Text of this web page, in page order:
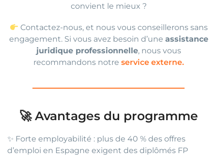
convient le mieux ?
Contactez-nous, et nous vous conseillerons sans
engagement. Si vous avez besoin d’une assistance
juridique professionnelle, nous vous
recommandons notre service externe.
🚀 Avantages du programme
✨ Forte employabilité : plus de 40 % des offres
d’emploi en Espagne exigent des diplômés FP